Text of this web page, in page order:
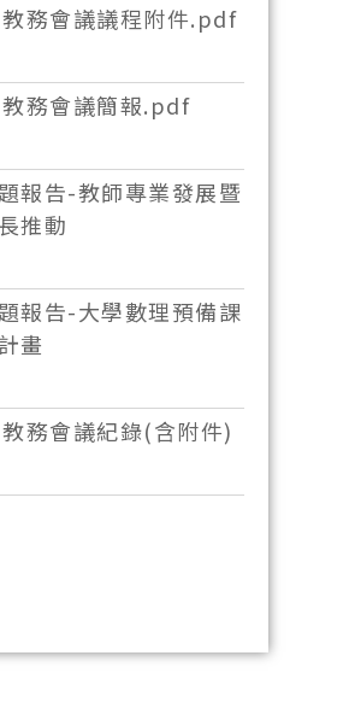
務會議議程附件.pdf
務會議簡報.pdf
報告-教師專業發展暨
推動
報告-大學數理預備課
畫
務會議紀錄(含附件)